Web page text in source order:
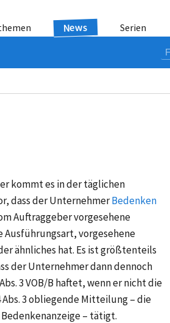
News Serien
kommt es in der täglichen
dass der UnternehmerBedenken
Auftraggeber vorgesehene
Ausführungsart, vorgesehene
ähnliches hat. Es ist größtenteils
der Unternehmer dann dennoch
3 VOB/B haftet, wenn er nicht die
Abs. 3 obliegende Mitteilung – die
– tätigt.